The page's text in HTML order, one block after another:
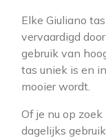
Elke Giuliano
vervaardigd
gebruik van
tas uniek is en
mooier wordt.
Of je nu op
dagelijks